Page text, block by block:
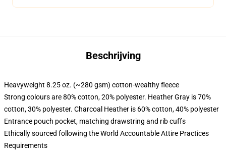
Beschrijving
Heavyweight 8.25 oz. (~280 gsm) cotton-wealthy fleece
Strong colours are 80% cotton, 20% polyester. Heather Gray is 70%
cotton, 30% polyester. Charcoal Heather is 60% cotton, 40% polyester
Entrance pouch pocket, matching drawstring and rib cuffs
Ethically sourced following the World Accountable Attire Practices
Requirements